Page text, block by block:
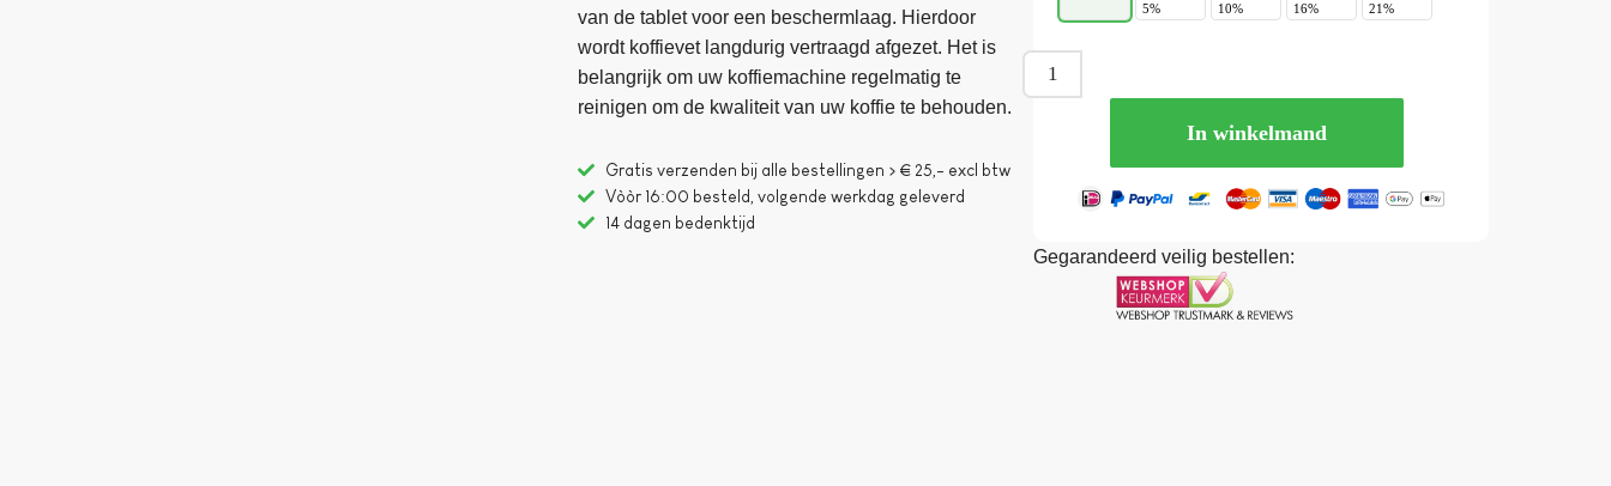
van de tablet voor een beschermlaag. Hierdoor
wordt koffievet langdurig vertraagd afgezet. Het is
belangrijk om uw koffiemachine regelmatig te
reinigen om de kwaliteit van uw koffie te behouden.
Gratis verzenden bij alle bestellingen > € 25,- excl btw
Vòòr 16:00 besteld, volgende werkdag geleverd
14 dagen bedenktijd
5%
10%
16%
21%
In winkelmand
Gegarandeerd veilig bestellen: